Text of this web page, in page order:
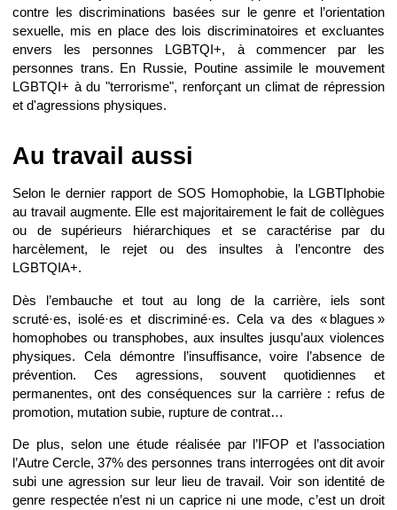
contre les discriminations basées sur le genre et l’orientation
sexuelle, mis en place des lois discriminatoires et excluantes
envers les personnes LGBTQI+, à commencer par les
personnes trans. En Russie, Poutine assimile le mouvement
LGBTQI+ à du "terrorisme", renforçant un climat de répression
et d'agressions physiques.
Au travail aussi
Selon le dernier rapport de SOS Homophobie, la LGBTIphobie
au travail augmente. Elle est majoritairement le fait de collègues
ou de supérieurs hiérarchiques et se caractérise par du
harcèlement, le rejet ou des insultes à l’encontre des
LGBTQIA+.
Dès l’embauche et tout au long de la carrière, iels sont
scruté·es, isolé·es et discriminé·es. Cela va des « blagues »
homophobes ou transphobes, aux insultes jusqu’aux violences
physiques. Cela démontre l’insuffisance, voire l’absence de
prévention. Ces agressions, souvent quotidiennes et
permanentes, ont des conséquences sur la carrière : refus de
promotion, mutation subie, rupture de contrat…
De plus, selon une étude réalisée par l’IFOP et l’association
l’Autre Cercle, 37% des personnes trans interrogées ont dit avoir
subi une agression sur leur lieu de travail. Voir son identité de
genre respectée n’est ni un caprice ni une mode, c’est un droit